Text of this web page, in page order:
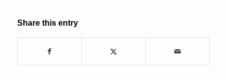
Share this entry